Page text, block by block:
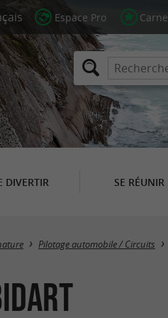
Espace Pro
DIVERTIR SE RÉUNIR
Pilotage automobile / Circuits